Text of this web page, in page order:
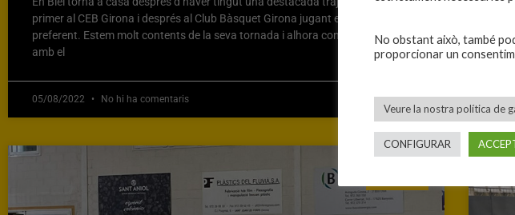
primer al CEB Girona i després al Club Bàsquet Girona jugant en categoria
preferent. Estem molt contents de la seva tornada i alhora convençuts que
amb el
05/08/2022 No hi ha comentaris 11/
No obstant això, també
proporcionar un
Veure la nostra política de
CONFIGURAR